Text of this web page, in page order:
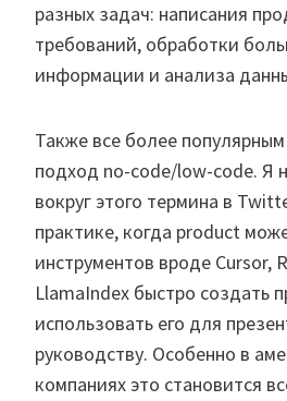
разных задач: написания
требований, обработки
информации и анализа
Также все более
подход no-code/low-code. Я
вокруг этого термина в
практике, когда product
инструментов вроде Cursor,
LlamaIndex быстро создать
использовать его для
руководству. Особенно в
компаниях это становится